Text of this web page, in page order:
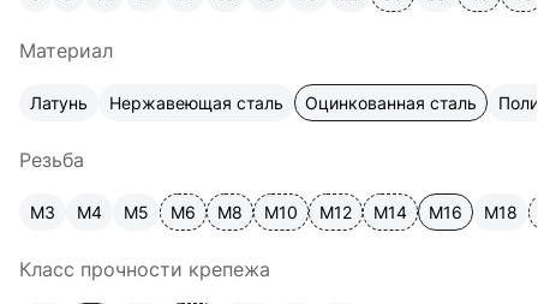
Материал
Латунь Нержавеющая сталь Оцинкованная сталь
Резьба
М3 М4 М5 М6 М8 М10 М12 М14 М16 М18
Класс прочности крепежа